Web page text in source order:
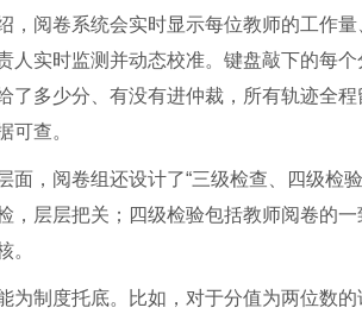
，阅卷系统会实时显示每位教师的工作
人实时监测并动态校准。键盘敲下的每
了多少分、有没有进仲裁，所有轨迹全
可查。
面，阅卷组还设计了“三级检查、四级检
，层层把关；四级检验包括教师阅卷的
。
为制度托底。比如，对于分值为两位数